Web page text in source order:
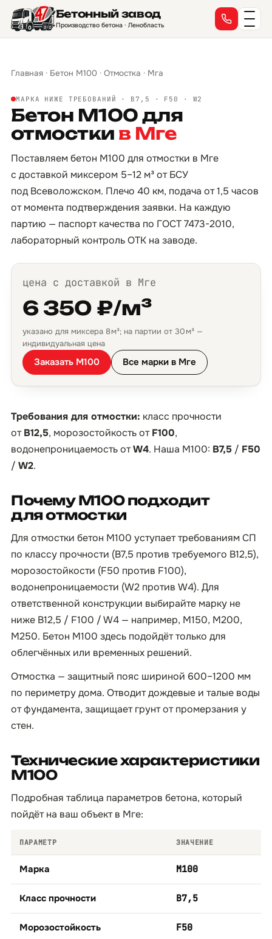
Бетонный завод
Производство бетона · Ленобласть
Главная · Бетон М100 · Отмостка · Мга
МАРКА НИЖЕ ТРЕБОВАНИЙ · B7,5 · F50 · W2
Бетон М100 для
отмостки в Мге
Поставляем бетон М100 для отмостки в Мге
с доставкой миксером 5–12 м³ от БСУ
под Всеволожском. Плечо 40 км, подача от 1,5 часов
от момента подтверждения заявки. На каждую
партию — паспорт качества по ГОСТ 7473-2010,
лабораторный контроль ОТК на заводе.
цена с доставкой в Мге
6 350 ₽/м³
указано для миксера 8 м³; на партии от 30 м³ —
индивидуальная цена
Заказать М100 Все марки в Мге
Требования для отмостки: класс прочности
отB12,5, морозостойкость отF100,
водонепроницаемость отW4. Наша М100: B7,5 / F50
/ W2.
Почему М100 подходит
для отмостки
Для отмостки бетон М100 уступает требованиям СП
по классу прочности (B7,5 против требуемого B12,5),
морозостойкости (F50 против F100),
водонепроницаемости (W2 против W4). Для
ответственной конструкции выбирайте марку не
ниже B12,5 / F100 / W4 — например, М150, М200,
М250. Бетон М100 здесь подойдёт только для
облегчённых или временных решений.
Отмостка — защитный пояс шириной 600–1200 мм
по периметру дома. Отводит дождевые и талые воды
от фундамента, защищает грунт от промерзания у
стен.
Технические характеристики
М100
Подробная таблица параметров бетона, который
пойдёт на ваш объект в Мге:
ПАРАМЕТР ЗНАЧЕНИЕ
Марка М100
Класс прочности B7,5
Морозостойкость F50